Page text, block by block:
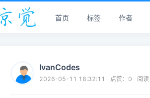
首页 标签 作者
IvanCodes
2026-05-11 18:32:11 点赞： 0 阅